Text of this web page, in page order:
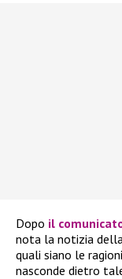
Dopo il
nota la notizia
quali siano le
nasconde dietro